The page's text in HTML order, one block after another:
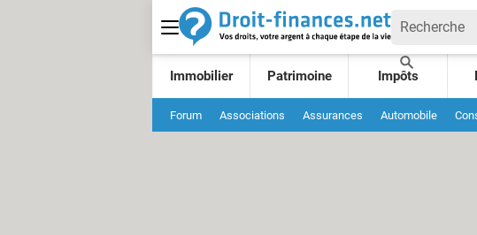
Immobilier Patrimoine Impôts
Forum Associations Assurances Automobile